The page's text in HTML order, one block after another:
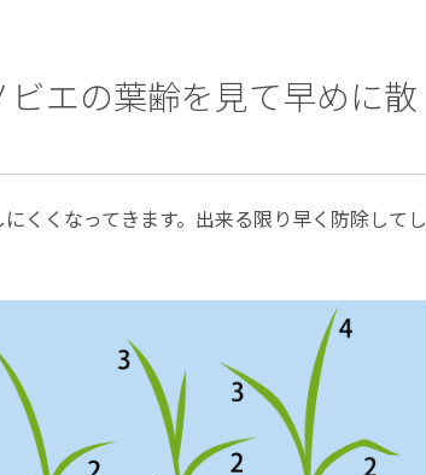
エの葉齢を見て早めに散
くくなってきます。出来る限り早く防除してし